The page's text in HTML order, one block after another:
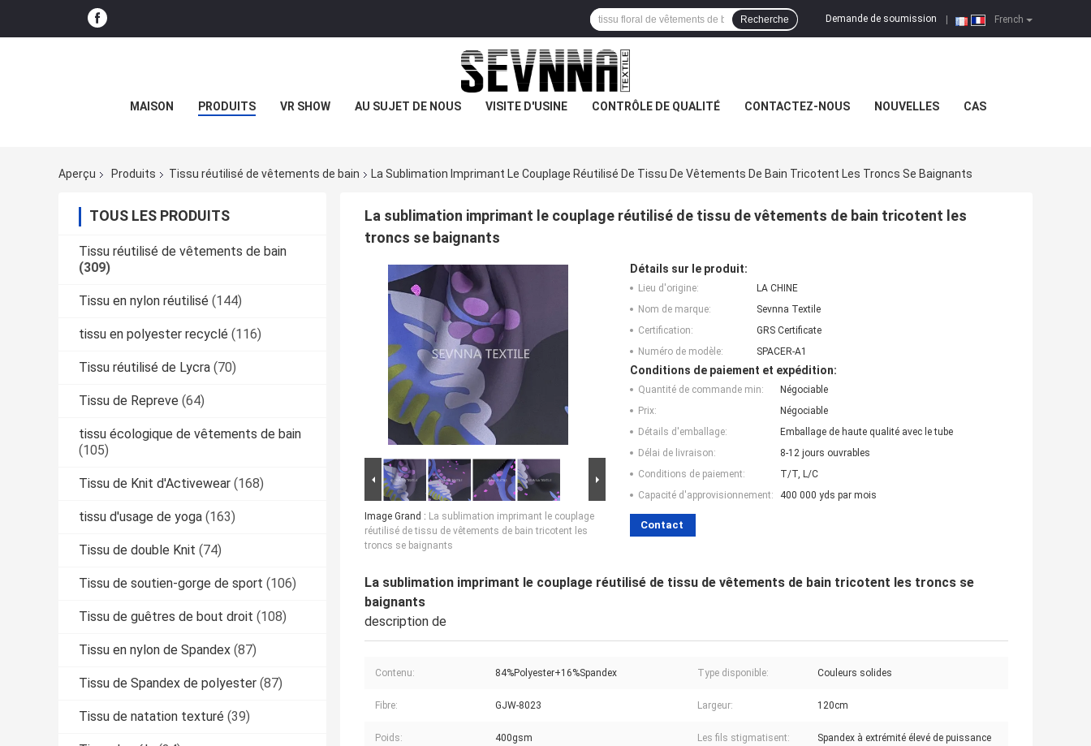
French
Demande de soumission
Recherche
MAISON PRODUITS VR SHOW AU SUJET DE NOUS VISITE D'USINE CONTRÔLE DE QUALITÉ CONTACTEZ-NOUS NOUVELLES CAS
Aperçu Produits Tissu réutilisé de vêtements de bain La Sublimation Imprimant Le Couplage Réutilisé De Tissu De Vêtements De Bain Tricotent Les Troncs Se Baignants
TOUS LES PRODUITS
Tissu réutilisé de vêtements de bain
(309)
Tissu en nylon réutilisé (144)
tissu en polyester recyclé (116)
Tissu réutilisé de Lycra (70)
Tissu de Repreve (64)
tissu écologique de vêtements de bain
(105)
Tissu de Knit d'Activewear (168)
tissu d'usage de yoga (163)
Tissu de double Knit (74)
Tissu de soutien-gorge de sport (106)
Tissu de guêtres de bout droit (108)
Tissu en nylon de Spandex (87)
Tissu de Spandex de polyester (87)
Tissu de natation texturé (39)
La sublimation imprimant le couplage réutilisé de tissu de vêtements de bain tricotent les
troncs se baignants
Image Grand : La sublimation imprimant le couplage
réutilisé de tissu de vêtements de bain tricotent les
troncs se baignants
Détails sur le produit:
Lieu d'origine:
LA CHINE
Nom de marque:
Sevnna Textile
Certification:
GRS Certificate
Numéro de modèle:
SPACER-A1
Conditions de paiement et expédition:
Quantité de commande min:
Négociable
Prix:
Négociable
Détails d'emballage:
Emballage de haute qualité avec le tube
Délai de livraison:
8-12 jours ouvrables
Conditions de paiement:
T/T, L/C
Capacité d'approvisionnement:
400 000 yds par mois
Contact
La sublimation imprimant le couplage réutilisé de tissu de vêtements de bain tricotent les troncs se
baignants
description de
Contenu: 84%Polyester+16%Spandex Type disponible: Couleurs solides
Fibre: GJW-8023 Largeur: 120cm
Poids: 400gsm Les fils stigmatisent: Spandex à extrémité élevé de puissance